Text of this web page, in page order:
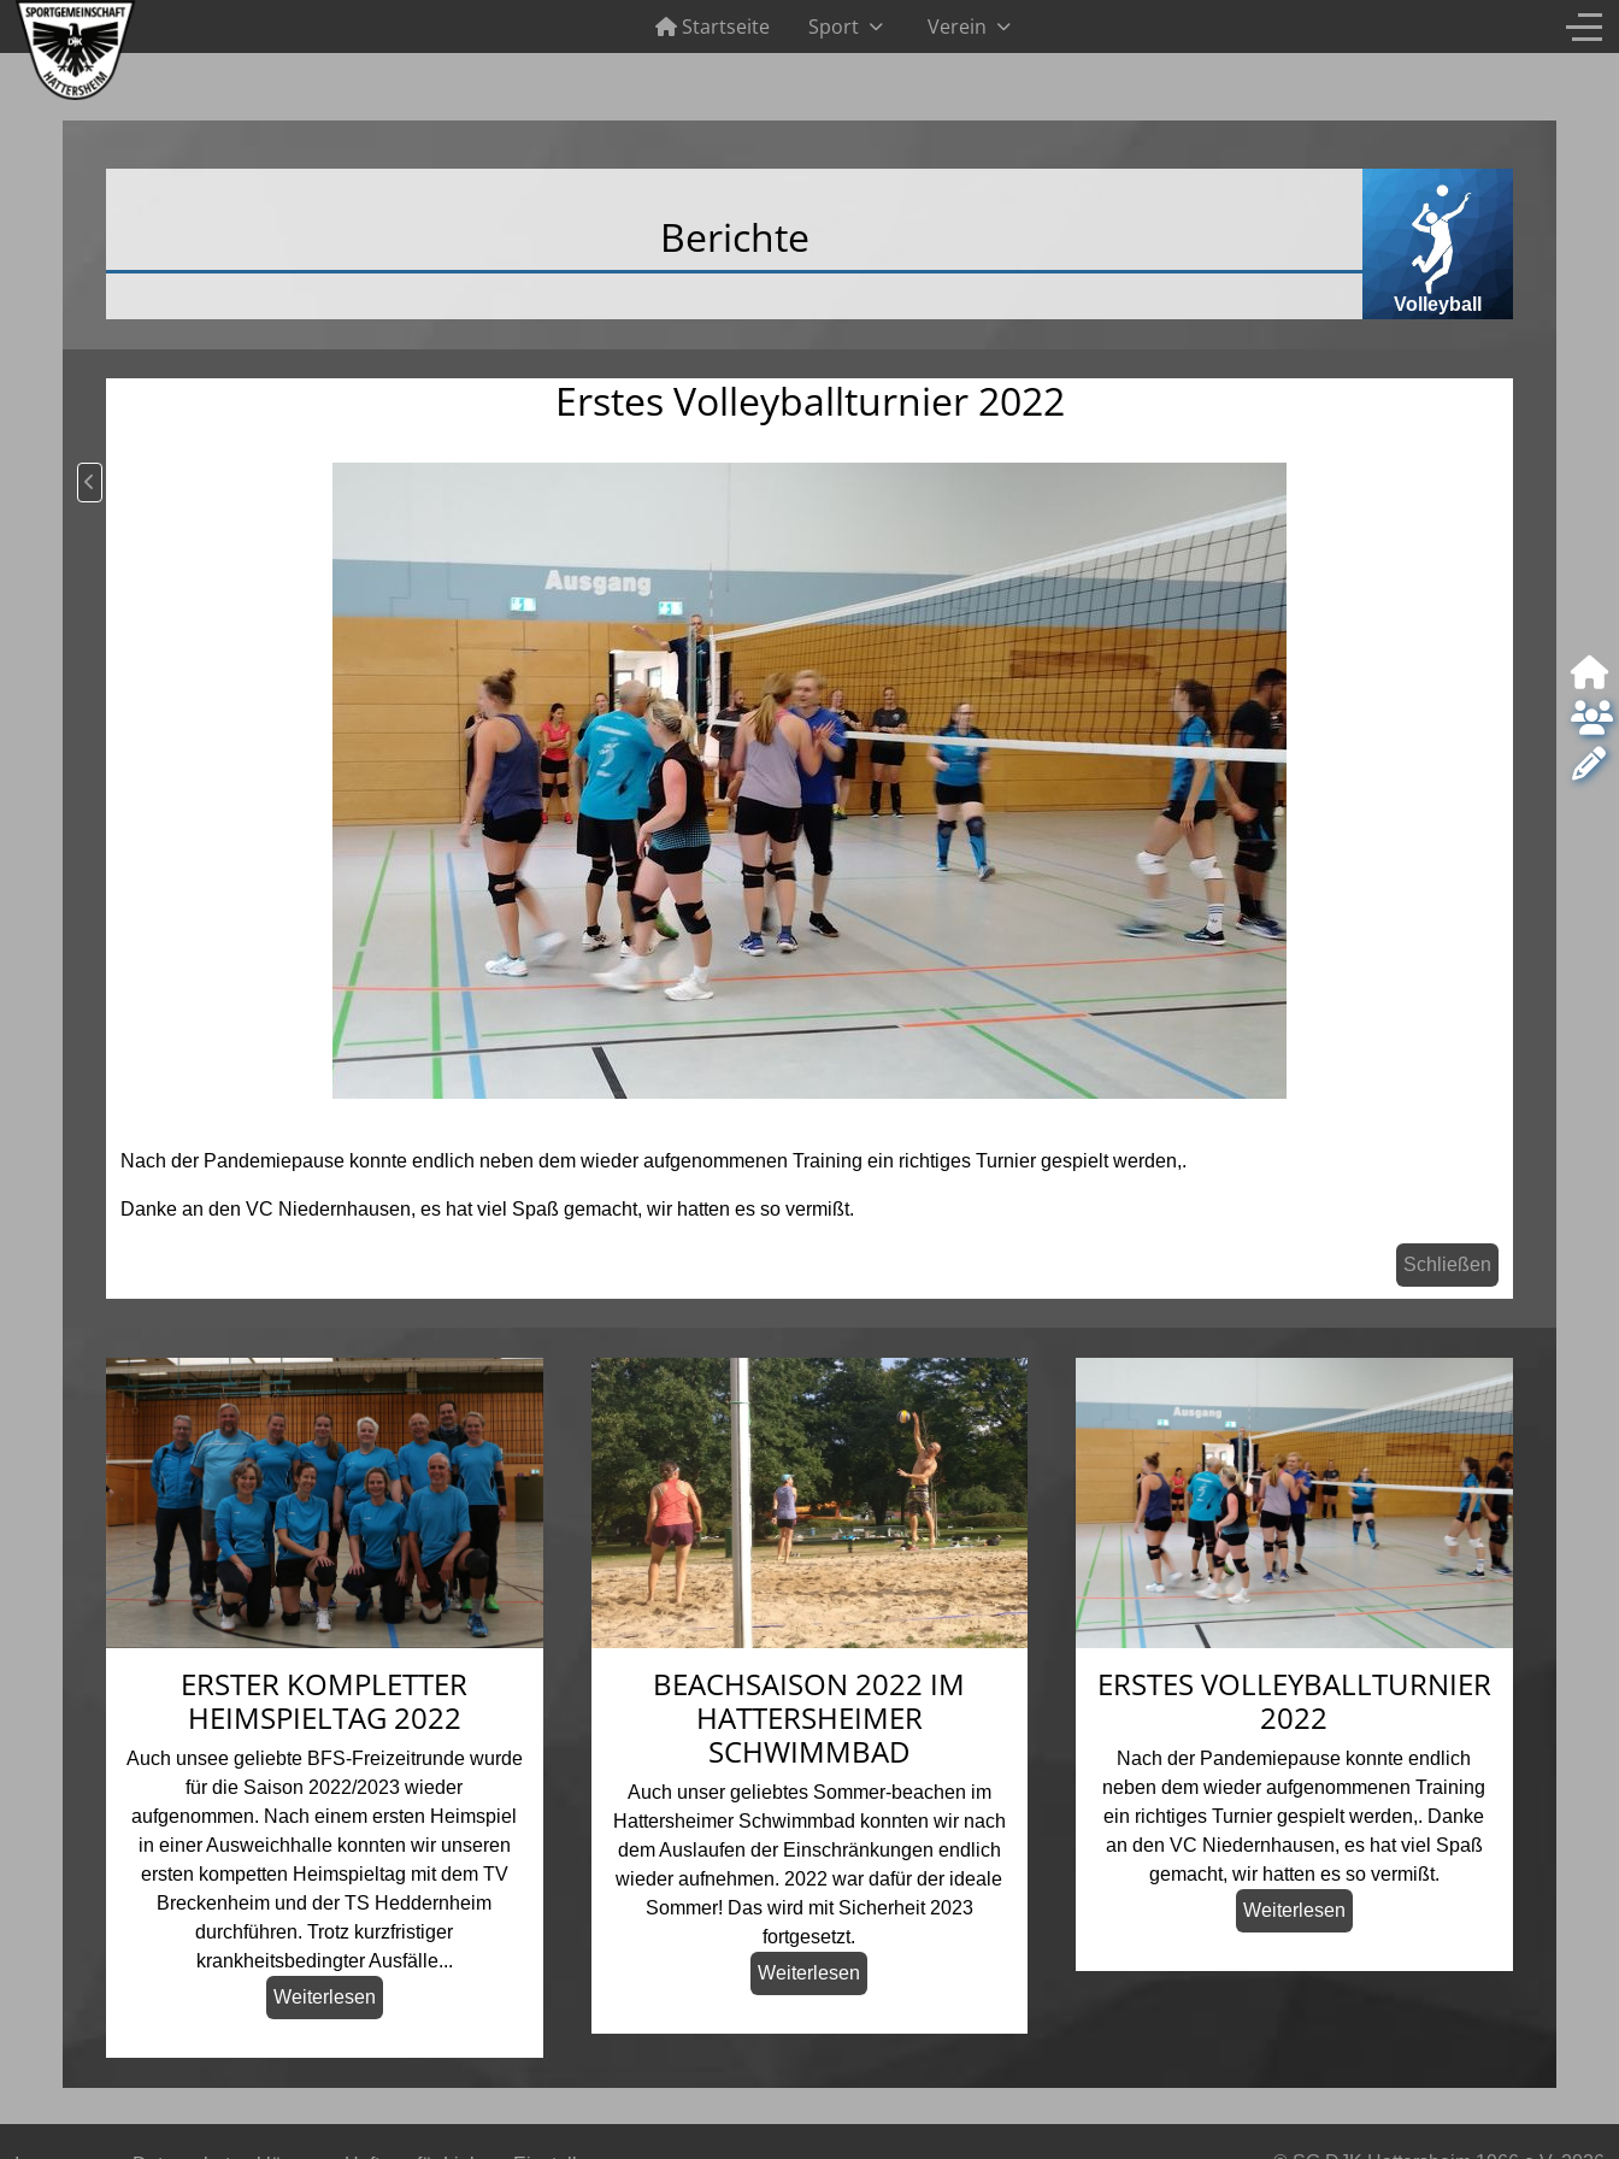
Startseite Sport Verein
Berichte
Volleyball
Erstes Volleyballturnier 2022
Vorheriger Beitrag: Beachsaison 2022 im Hattersheimer Schwimmbad
Nach der Pandemiepause konnte endlich neben dem wieder aufgenommenen Training ein richtiges Turnier gespielt werden,.
Danke an den VC Niedernhausen, es hat viel Spaß gemacht, wir hatten es so vermißt.
Schließen
ERSTER KOMPLETTER
HEIMSPIELTAG 2022
Auch unsee geliebte BFS-Freizeitrunde wurde
für die Saison 2022/2023 wieder
aufgenommen. Nach einem ersten Heimspiel
in einer Ausweichhalle konnten wir unseren
ersten kompetten Heimspieltag mit dem TV
Breckenheim und der TS Heddernheim
durchführen. Trotz kurzfristiger
krankheitsbedingter Ausfälle...
Weiterlesen
BEACHSAISON 2022 IM
HATTERSHEIMER
SCHWIMMBAD
Auch unser geliebtes Sommer-beachen im
Hattersheimer Schwimmbad konnten wir nach
dem Auslaufen der Einschränkungen endlich
wieder aufnehmen. 2022 war dafür der ideale
Sommer! Das wird mit Sicherheit 2023
fortgesetzt.
Weiterlesen
ERSTES VOLLEYBALLTURNIER
2022
Nach der Pandemiepause konnte endlich
neben dem wieder aufgenommenen Training
ein richtiges Turnier gespielt werden,. Danke
an den VC Niedernhausen, es hat viel Spaß
gemacht, wir hatten es so vermißt.
Weiterlesen